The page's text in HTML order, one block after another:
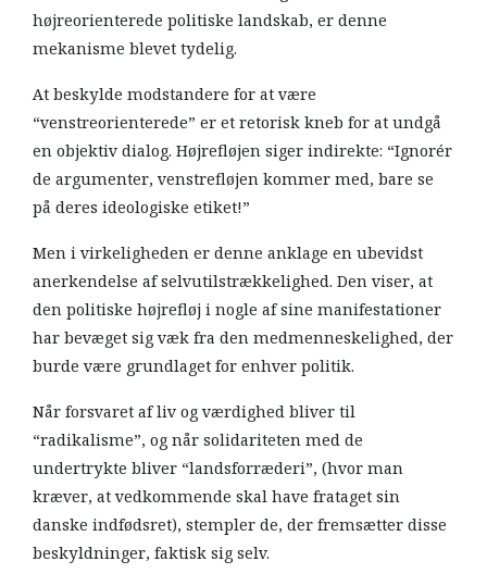
højreorienterede politiske landskab, er denne
mekanisme blevet tydelig.
At beskylde modstandere for at være
“venstreorienterede” er et retorisk kneb for at undgå
en objektiv dialog. Højrefløjen siger indirekte: “Ignorér
de argumenter, venstrefløjen kommer med, bare se
på deres ideologiske etiket!”
Men i virkeligheden er denne anklage en ubevidst
anerkendelse af selvutilstrækkelighed. Den viser, at
den politiske højrefløj i nogle af sine manifestationer
har bevæget sig væk fra den medmenneskelighed, der
burde være grundlaget for enhver politik.
Når forsvaret af liv og værdighed bliver til
“radikalisme”, og når solidariteten med de
undertrykte bliver “landsforræderi”, (hvor man
kræver, at vedkommende skal have frataget sin
danske indfødsret), stempler de, der fremsætter disse
beskyldninger, faktisk sig selv.